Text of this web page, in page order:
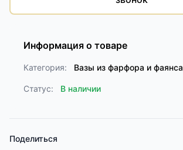
Информация о товаре
Категория: Вазы из фарфора и фаянса
Статус: В наличии
Поделиться